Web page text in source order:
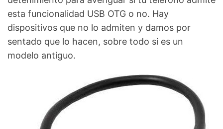
esta funcionalidad USB OTG o no. Hay
dispositivos que no lo admiten y damos por
sentado que lo hacen, sobre todo si es un
modelo antiguo.